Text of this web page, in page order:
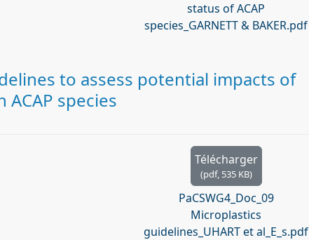
status of ACAP
species_GARNETT & BAKER.pdf
to assess potential impacts of
species
Télécharger
(pdf, 535 KB)
PaCSWG4_Doc_09
Microplastics
guidelines_UHART et al_E_s.pdf